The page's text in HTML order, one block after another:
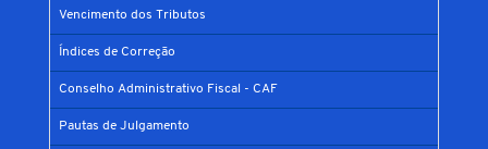
Vencimento dos Tributos
Índices de Correção
Conselho Administrativo Fiscal - CAF
Pautas de Julgamento